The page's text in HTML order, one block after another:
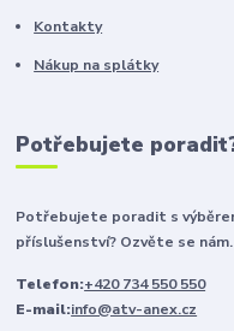
Kontakty
Nákup na splátky
Potřebujete
Potřebujete poradit s
příslušenství? Ozvěte se nám.
Telefon:+420 734 550 550
E-mail:info@atv-anex.cz